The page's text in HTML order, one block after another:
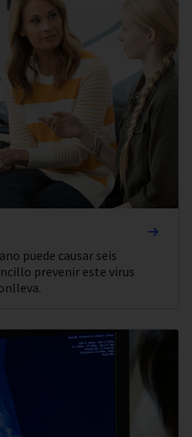
puede causar seis
prevenir este virus